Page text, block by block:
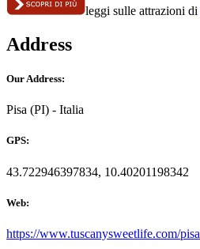
leggi sulle attrazioni di
Address
Our Address:
Pisa (PI) - Italia
GPS:
43.722946397834, 10.40201198342
Web:
https://www.tuscanysweetlife.com/pisa